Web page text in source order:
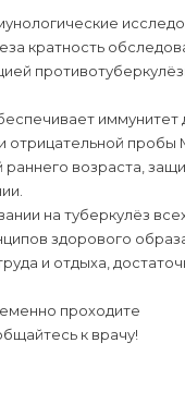
кратность
иммунитет
отрицательной пробы
возраста,
на туберкулёз
здорового
и отдыха,
проходите
к врачу!